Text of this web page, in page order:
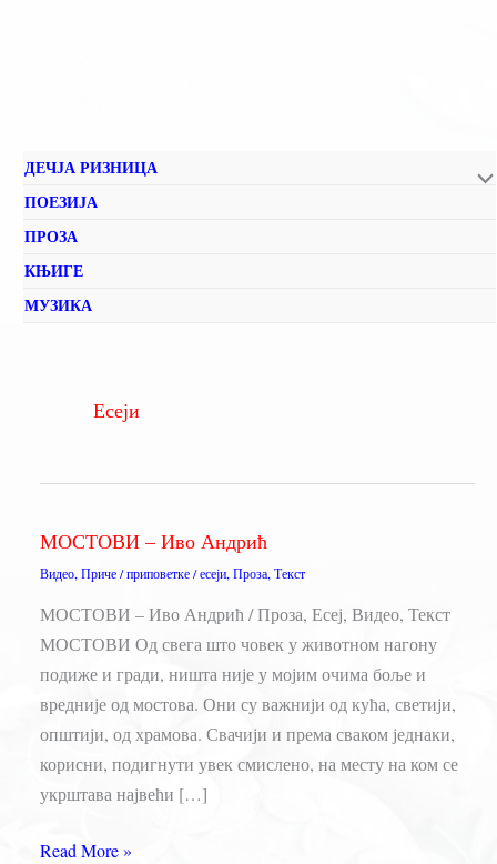
ДЕЧЈА РИЗНИЦА
ПОЕЗИЈА
ПРОЗА
КЊИГЕ
МУЗИКА
Есеји
МОСТОВИ – Иво Андрић
Видео, Приче / приповетке / есеји, Проза, Текст
МОСТОВИ – Иво Андрић / Проза, Есеј, Видео, Текст
МОСТОВИ Од свега што човек у животном нагону
подиже и гради, ништа није у мојим очима боље и
вредније од мостова. Они су важнији од кућа, светији,
општији, од храмова. Свачији и према сваком једнаки,
корисни, подигнути увек смислено, на месту на ком се
укрштава највећи […]
МОСТОВИ
Read More »